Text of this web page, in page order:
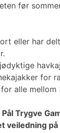
før
eller har
for
alle mellom
Trygve
veiledning